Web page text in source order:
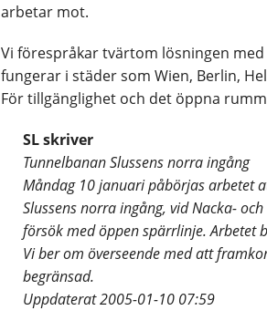
arbetar mot.
Vi förespråkar tvärtom lösningen
fungerar i städer som Wien, Berlin,
För tillgänglighet och det öppna
SL skriver
Tunnelbanan Slussens norra ingång
Måndag 10 januari påbörjas arbetet
Slussens norra ingång, vid Nacka-
försök med öppen spärrlinje. Arbetet
Vi ber om överseende med att
begränsad.
Uppdaterat 2005-01-10 07:59